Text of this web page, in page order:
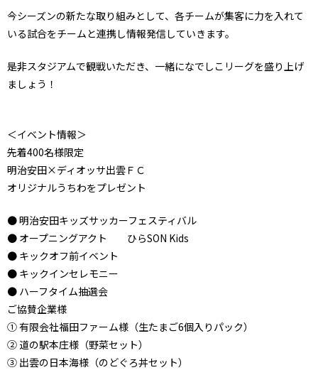
今シーズンの新たな取り組みとして、各チームが集客に力を入れて
いる試合をチームと連携し情報発信していきます。
是非スタジアムで観戦いただき、一緒になでしこリーグを盛り上げ
ましょう！
＜イベント情報＞
先着400名様限定
明治安田×ディオッサ出雲ＦＣ
オリジナルうちわをプレゼント
● 明治安田キッズサッカーフェスティバル
● オープニングアクト ひらSON Kids
● キックオフ前イベント
● キックインセレモニー
● ハーフタイム抽選会
ご協賛企業様
① 有限会社福田ファーム様（生たまご6個入りパック）
② 道の駅本庄様（野菜セット）
③ 出雲の日本海様（のどぐろ丼セット）